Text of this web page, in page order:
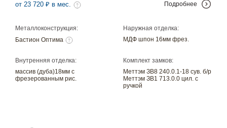
Металлоконструкция:
Бастион Оптима
Наружная отделка:
МДФ шпон 16мм фрез.
Внутренняя отделка:
массив (дуба)18мм с
фрезерованным рис.
Комплект замков:
Меттэм ЗВ8 240.0.1-18 сув. б/р
Меттэм ЗВ1 713.0.0 цил. с
ручкой
от 23 720 ₽ в мес. Подробнее